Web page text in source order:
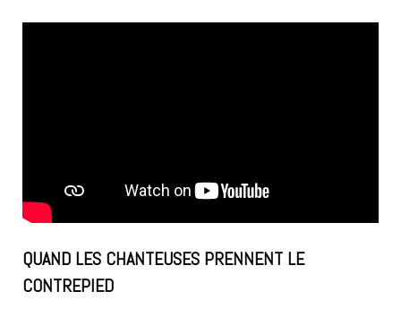
QUAND LES CHANTEUSES PRENNENT LE
CONTREPIED